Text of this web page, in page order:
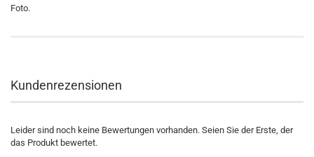
Foto.
Kundenrezensionen
Leider sind noch keine Bewertungen vorhanden. Seien Sie der Erste, der
das Produkt bewertet.